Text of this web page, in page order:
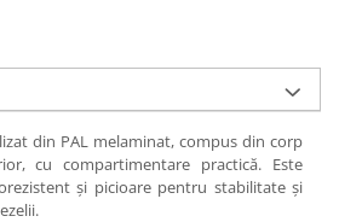
din PAL melaminat, compus din corp
cu compartimentare practică. Este
și picioare pentru stabilitate și